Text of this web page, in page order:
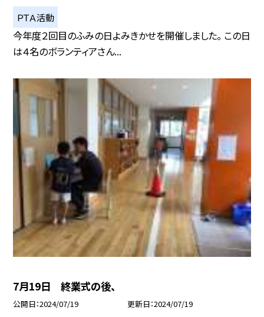
ＰＴＡ活動
今年度２回目のふみの日よみきかせを開催しました。 この日
は４名のボランティアさん...
7月19日 終業式の後、
公開日 2024/07/19 更新日 2024/07/19